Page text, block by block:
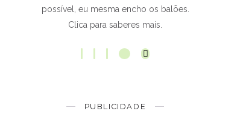
possível, eu mesma encho os balões.
Clica para saberes mais.
PUBLICIDADE